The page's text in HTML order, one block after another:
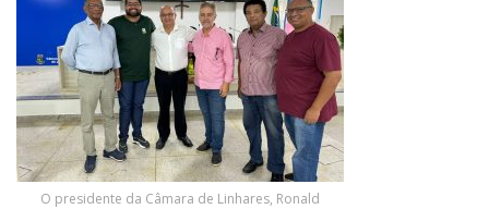
O presidente da Câmara de Linhares, Ronald